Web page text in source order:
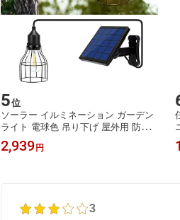
5位
ソーラー イルミネーション ガーデン
ライト 電球色 吊り下げ 屋外用 防水
ペンダント ランプ ランタン 大型ソー
ラーパネル 大容量バッテリー ソーラ
2,939 円
3